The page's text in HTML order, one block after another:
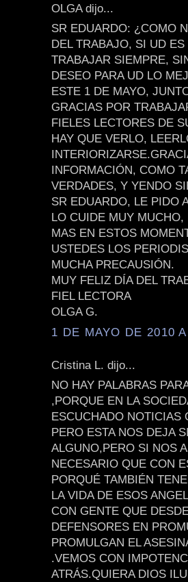
OLGA dijo...
SR EDUARDO: ¿COMO
DEL TRABAJO, SI UD
TRABAJAR SIEMPRE,
DESEO PARA UD LO
ESTE 1 DE MAYO,
GRACIAS POR
FIELES LECTORES DE
HAY QUE VERLO,
INFORMACIÓN, COMO
VERDADES, Y YENDO
SR EDUARDO, LE PIDO
LO CUIDE MUY
MAS EN ESTOS
USTEDES LOS
MUCHA PRECAUSIÓN.
MUY FELIZ DÍA DEL
FIEL LECTORA
OLGA G.
1 DE MAYO DE 2010
Cristina L. dijo...
NO HAY PALABRAS
,PORQUE EN LA
ESCUCHADO NOTICIAS
PERO ESTA NOS DEJA
ALGUNO,PERO SI NOS
NECESARIO QUE CON
PORQUÉ TAMBIÉN
LA VIDA DE ESOS
CON GENTE QUE
DEFENSORES EN
PROMULGAN EL
.VEMOS CON
ATRÁS.QUIERA DIOS